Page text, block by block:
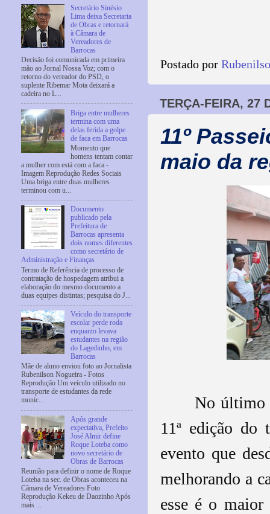
Postado por
TERÇA-FEIRA, 27
11º
maio da
No último
11ª edição do
evento que
melhorando a
esse é o
Secretário Sinésio
Lima deixa Secretaria
de Obras e retornará
à Câmara de
Vereadores de
Barrocas
Decisão foi comunicada em primeira
mão ao Jornal Nossa Voz; com o
retorno do vereador do PSD, o
suplente Ribemar Mota deixará a
cadeira no L...
Briga entre mulheres
termina com uma
delas ferida a golpe
de faca em Barrocas
Momento que
homens tentam contar
a mulher com está com a faca -
Imagem Reprodução Redes Sociais
Uma briga entre duas mulheres
terminou com u...
Documento
publicado pela
Prefeitura de
Barrocas apresenta
dois nomes diferentes
como secretário de
Administração e Finanças
Termo de Referência de processo de
contratação de hospedagem atribui a
elaboração do mesmo documento a
duas equipes distintas; pesquisa do J...
Veículo do transporte
escolar perde roda
enquanto levava
estudantes na região
do Lagedinho, em
Barrocas
Mãe de aluno enviou foto ao Jornalista
Rubenilson Nogueira - Fotos
Reprodução Um veículo utilizado no
transporte de estudantes da rede
munic...
Após grande
expectativa, Prefeito
José Almir define
Roque Loteba como
novo secretário de
Obras de Barrocas
Reunião para definir o nome de Roque
Loteba na sec. de Obras aconteceu na
Câmara de Vereadores Foto
Reprodução Kekeu de Daozinho Após
mais ...